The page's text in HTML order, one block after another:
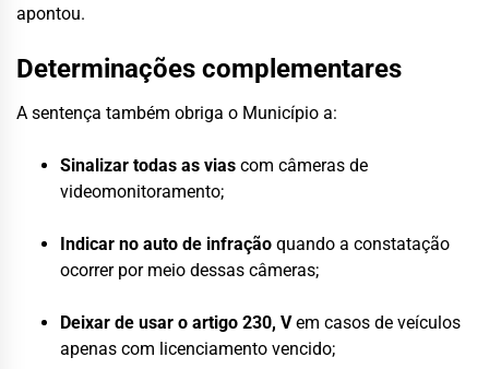
apontou.
Determinações complementares
A sentença também obriga o Município a:
Sinalizar todas as vias com câmeras de
videomonitoramento;
Indicar no auto de infração quando a constatação
ocorrer por meio dessas câmeras;
Deixar de usar o artigo 230, Vem casos de veículos
apenas com licenciamento vencido;